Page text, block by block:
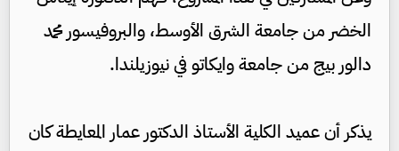
الخضر من جامعة الشرق الأوسط، والبروفيسور محمد
دالور بيج من جامعة وايكاتو في نيوزيلندا.
يذكر أن عميد الكلية الأستاذ الدكتور عمار المعايطة كان